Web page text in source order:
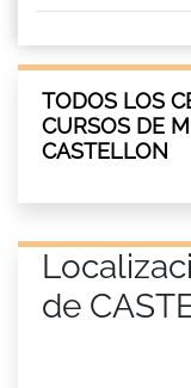
TODOS LOS
CURSOS DE
CASTELLON
de